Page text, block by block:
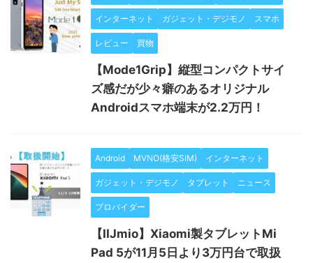
インターネット ガジェット・デジモノ スマホ
レビュー 買物
【Mode1Grip】縦型コンパクトサイ
ズ感だが少々癖のあるオリジナル
Androidスマホ端末が2.2万円！
Android MVNO(格安SIM) インターネット
ガジェット・デジモノ タブレット ニュース
プロバイダー
【IIJmio】Xiaomi製タブレットMi
Pad 5が11月5日より3万円台で取扱